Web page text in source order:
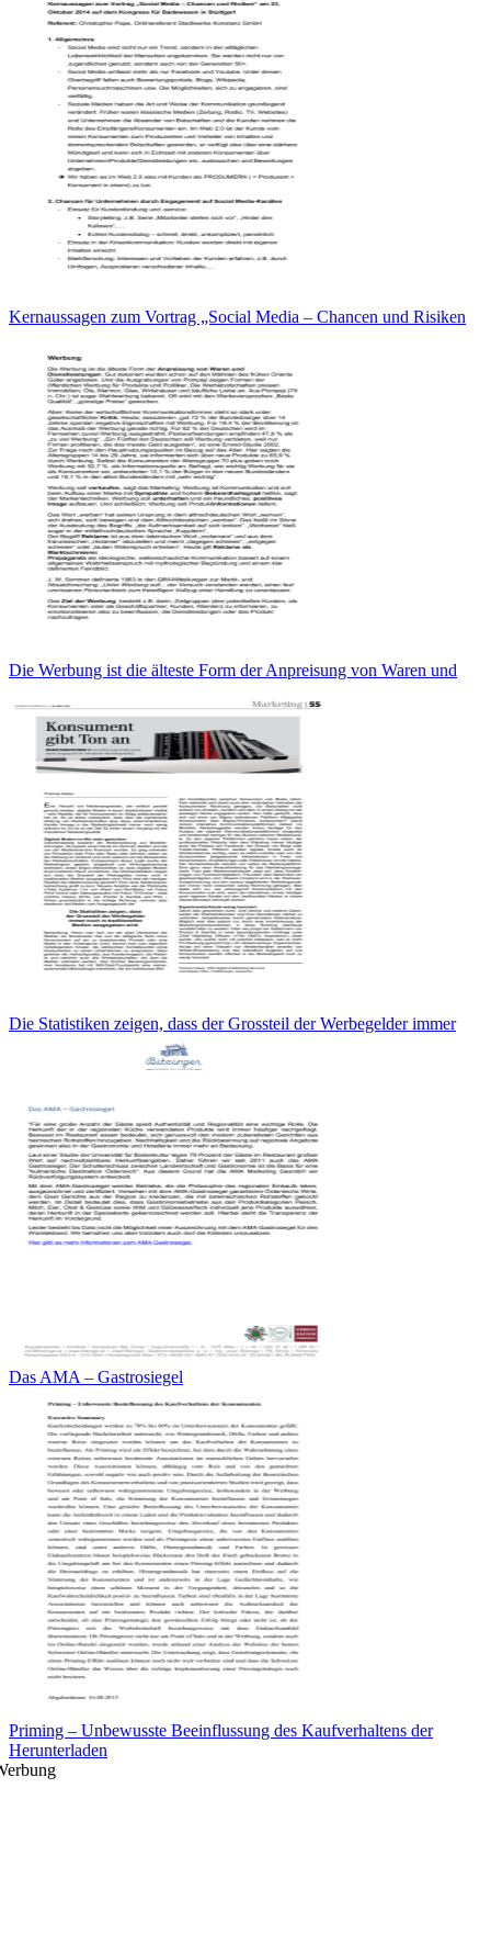
Kernaussagen zum Vortrag „Social Media – Chancen und Risiken
Die Werbung ist die älteste Form der Anpreisung von Waren und
Die Statistiken zeigen, dass der Grossteil der Werbegelder immer
Das AMA – Gastrosiegel
Priming – Unbewusste Beeinflussung des Kaufverhaltens der
Herunterladen